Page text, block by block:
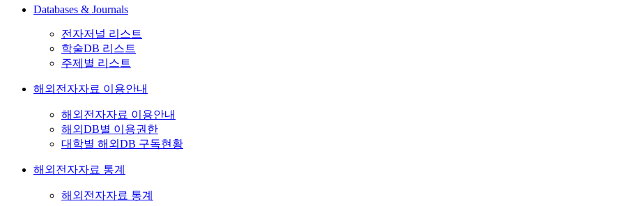
Databases & Journals
전자저널 리스트
학술DB 리스트
주제별 리스트
해외전자자료 이용안내
해외전자자료 이용안내
해외DB별 이용권한
대학별 해외DB 구독현황
해외전자자료 통계
해외전자자료 통계